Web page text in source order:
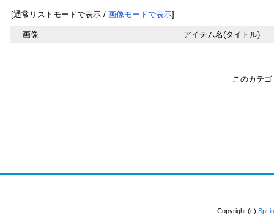
[通常リストモードで表示 / 画像モードで表示]
画像 アイテム名(タイトル)
このカテ
Copyright (c)